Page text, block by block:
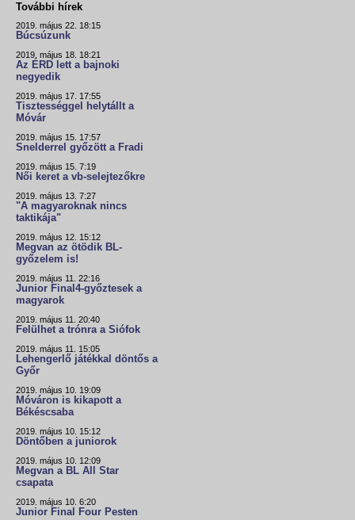
További hírek
2019. május 22. 18:15
Búcsúzunk
2019. május 18. 18:21
Az ÉRD lett a bajnoki
negyedik
2019. május 17. 17:55
Tisztességgel helytállt a
Móvár
2019. május 15. 17:57
Snelderrel győzött a Fradi
2019. május 15. 7:19
Női keret a vb-selejtezőkre
2019. május 13. 7:27
"A magyaroknak nincs
taktikája"
2019. május 12. 15:12
Megvan az ötödik BL-
győzelem is!
2019. május 11. 22:16
Junior Final4-győztesek a
magyarok
2019. május 11. 20:40
Felülhet a trónra a Siófok
2019. május 11. 15:05
Lehengerlő játékkal döntős a
Győr
2019. május 10. 19:09
Móváron is kikapott a
Békéscsaba
2019. május 10. 15:12
Döntőben a juniorok
2019. május 10. 12:09
Megvan a BL All Star
csapata
2019. május 10. 6:20
Junior Final Four Pesten